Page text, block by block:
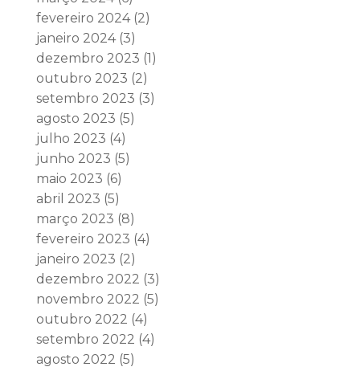
fevereiro 2024(2)
janeiro 2024(3)
dezembro 2023 (1)
outubro 2023 (2)
setembro 2023 (3)
agosto 2023 (5)
julho 2023 (4)
junho 2023 (5)
maio 2023 (6)
abril 2023 (5)
março 2023 (8)
fevereiro 2023 (4)
janeiro 2023 (2)
dezembro 2022 (3)
novembro 2022 (5)
outubro 2022 (4)
setembro 2022 (4)
agosto 2022 (5)